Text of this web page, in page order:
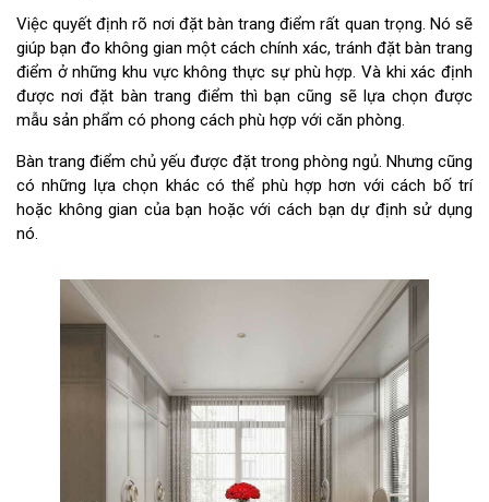
Việc quyết định rõ nơi đặt bàn trang điểm rất quan trọng. Nó sẽ
giúp bạn đo không gian một cách chính xác, tránh đặt bàn trang
điểm ở những khu vực không thực sự phù hợp. Và khi xác định
được nơi đặt bàn trang điểm thì bạn cũng sẽ lựa chọn được
mẫu sản phẩm có phong cách phù hợp với căn phòng.
Bàn trang điểm chủ yếu được đặt trong phòng ngủ. Nhưng cũng
có những lựa chọn khác có thể phù hợp hơn với cách bố trí
hoặc không gian của bạn hoặc với cách bạn dự định sử dụng
nó.